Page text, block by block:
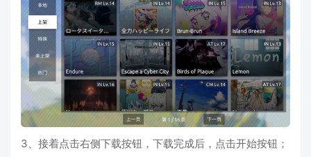
3、接着点击右侧下载按钮，下载完成后，点击开始按钮；